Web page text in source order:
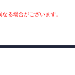
る場合がございます。